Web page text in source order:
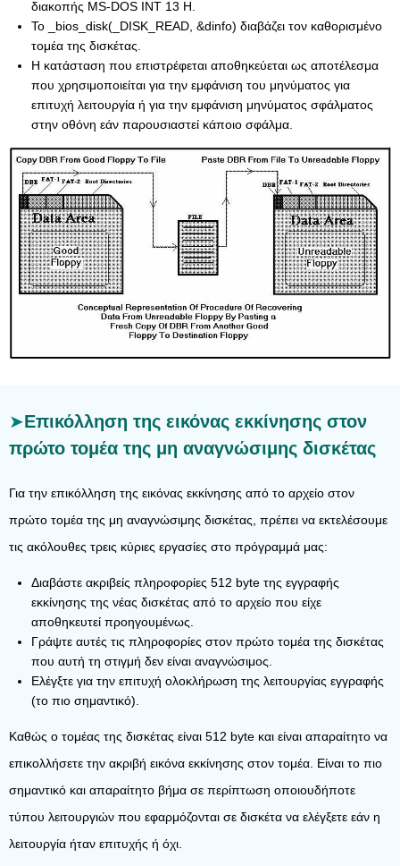
διακοπής MS-DOS INT 13 H.
Το _bios_disk(_DISK_READ, &dinfo) διαβάζει τον καθορισμένο
τομέα της δισκέτας.
Η κατάσταση που επιστρέφεται αποθηκεύεται ως αποτέλεσμα
που χρησιμοποιείται για την εμφάνιση του μηνύματος για
επιτυχή λειτουργία ή για την εμφάνιση μηνύματος σφάλματος
στην οθόνη εάν παρουσιαστεί κάποιο σφάλμα.
Επικόλληση της εικόνας εκκίνησης στον
πρώτο τομέα της μη αναγνώσιμης δισκέτας
Για την επικόλληση της εικόνας εκκίνησης από το αρχείο στον
πρώτο τομέα της μη αναγνώσιμης δισκέτας, πρέπει να εκτελέσουμε
τις ακόλουθες τρεις κύριες εργασίες στο πρόγραμμά μας:
Διαβάστε ακριβείς πληροφορίες 512 byte της εγγραφής
εκκίνησης της νέας δισκέτας από το αρχείο που είχε
αποθηκευτεί προηγουμένως.
Γράψτε αυτές τις πληροφορίες στον πρώτο τομέα της δισκέτας
που αυτή τη στιγμή δεν είναι αναγνώσιμος.
Ελέγξτε για την επιτυχή ολοκλήρωση της λειτουργίας εγγραφής
(το πιο σημαντικό).
Καθώς ο τομέας της δισκέτας είναι 512 byte και είναι απαραίτητο να
επικολλήσετε την ακριβή εικόνα εκκίνησης στον τομέα. Είναι το πιο
σημαντικό και απαραίτητο βήμα σε περίπτωση οποιουδήποτε
τύπου λειτουργιών που εφαρμόζονται σε δισκέτα να ελέγξετε εάν η
λειτουργία ήταν επιτυχής ή όχι.